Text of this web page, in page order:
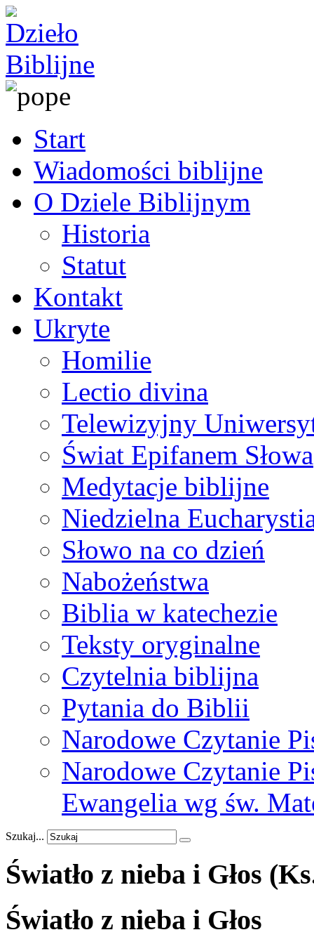
Start
Wiadomości biblijne
O Dziele Biblijnym
Historia
Statut
Kontakt
Ukryte
Homilie
Lectio divina
Telewizyjny
Świat Epifanem Słowa
Medytacje biblijne
Niedzielna
Słowo na co dzień
Nabożeństwa
Biblia w katechezie
Teksty oryginalne
Czytelnia biblijna
Pytania do Biblii
Narodowe Czytanie
Narodowe Czytanie
Ewangelia wg św.
Szukaj...
Światło z nieba i Głos
Światło z nieba i Głos